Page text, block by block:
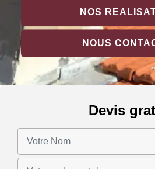
NOS
NOUS
Devis